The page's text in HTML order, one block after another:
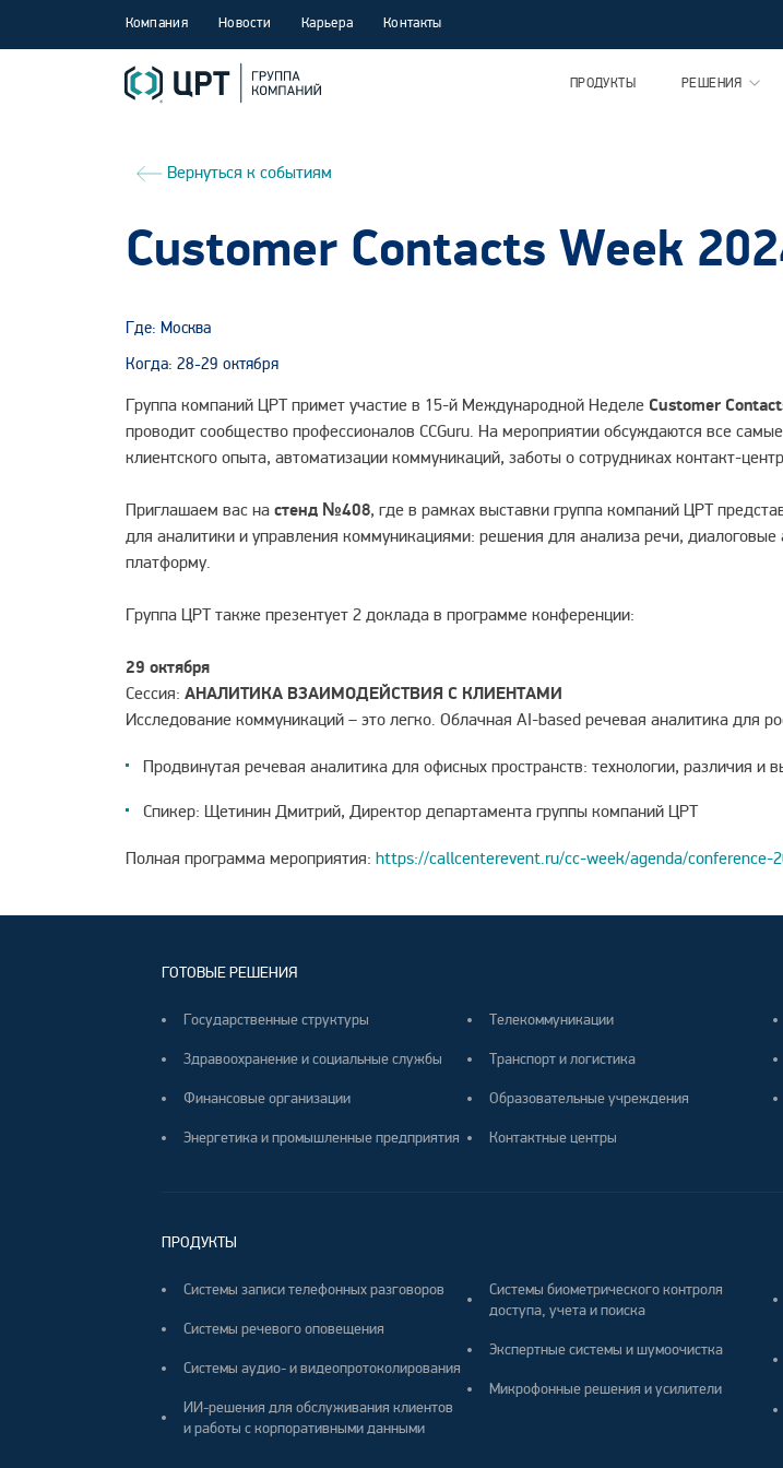
Компания Новости Карьера Контакты
ПРОДУКТЫ РЕШЕНИЯ
Вернуться к событиям
Customer Contacts Week
Где: Москва
Когда: 28-29 октября
Группа компаний ЦРТ примет участие в 15-й Международной Неделе Customer
проводит сообщество профессионалов CCGuru. На мероприятии обсуждаются все
клиентского опыта, автоматизации коммуникаций, заботы о сотрудниках контакт-
Приглашаем вас на стенд №408, где в рамках выставки группа компаний ЦРТ
для аналитики и управления коммуникациями: решения для анализа речи,
платформу.
Группа ЦРТ также презентует 2 доклада в программе конференции:
29 октября
Сессия: АНАЛИТИКА ВЗАИМОДЕЙСТВИЯ С КЛИЕНТАМИ
Исследование коммуникаций – это легко. Облачная AI-based речевая аналитика для
Продвинутая речевая аналитика для офисных пространств: технологии, различия и
Спикер: Щетинин Дмитрий, Директор департамента группы компаний ЦРТ
Полная программа мероприятия: https://callcenterevent.ru/cc-week/agenda/conference-
ГОТОВЫЕ РЕШЕНИЯ
Государственные структуры
Здравоохранение и социальные службы
Финансовые организации
Энергетика и промышленные предприятия
Телекоммуникации
Транспорт и логистика
Образовательные учреждения
Контактные центры
ПРОДУКТЫ
Системы записи телефонных разговоров
Системы речевого оповещения
Системы аудио- и видеопротоколирования
ИИ-решения для обслуживания клиентов
и работы с корпоративными данными
Системы биометрического контроля
доступа, учета и поиска
Экспертные системы и шумоочистка
Микрофонные решения и усилители